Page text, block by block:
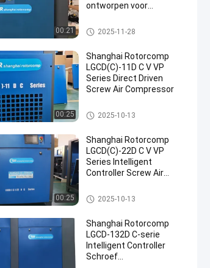
00:21
ontworpen voor
luchtcompressie en
energiebesparing
de compressor van de schroefl
ucht
2025-11-28
00:25
Shanghai Rotorcomp
LGCD(C)-11D C V VP
Series Direct Driven
Screw Air Compressor
de compressor van de schroefl
ucht
2025-10-13
00:25
Shanghai Rotorcomp
LGCD(C)-22D C V VP
Series Intelligent
Controller Screw Air
Optimal Energy Savings
de compressor van de schroefl
ucht
2025-10-13
Shanghai Rotorcomp
LGCD-132D C-serie
Intelligent Controller
Schroef